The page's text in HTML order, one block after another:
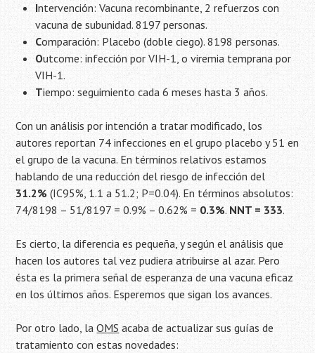
Intervención: Vacuna recombinante, 2 refuerzos con
vacuna de subunidad. 8197 personas.
Comparación: Placebo (doble ciego). 8198 personas.
Outcome: infección por VIH-1, o viremia temprana por
VIH-1.
Tiempo: seguimiento cada 6 meses hasta 3 años.
Con un análisis por intención a tratar modificado, los
autores reportan 74 infecciones en el grupo placebo y 51 en
el grupo de la vacuna. En términos relativos estamos
hablando de una reducción del riesgo de infección del
31.2% (IC95%, 1.1 a 51.2; P=0.04). En términos absolutos:
74/8198 – 51/8197 = 0.9% – 0.62% = 0.3%. NNT = 333.
Es cierto, la diferencia es pequeña, y según el análisis que
hacen los autores tal vez pudiera atribuirse al azar. Pero
ésta es la primera señal de esperanza de una vacuna eficaz
en los últimos años. Esperemos que sigan los avances.
Por otro lado, laOMS acaba de actualizar sus guías de
tratamiento con estas novedades: